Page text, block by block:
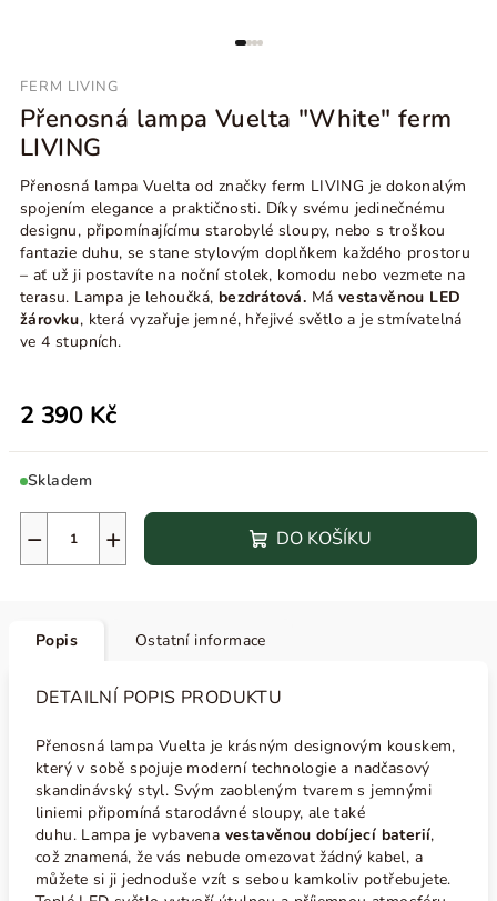
FERM LIVING
Přenosná lampa Vuelta "White" ferm
LIVING
Přenosná lampa Vuelta od značky ferm LIVING je dokonalým
spojením elegance a praktičnosti. Díky svému jedinečnému
designu, připomínajícímu starobylé sloupy, nebo s troškou
fantazie duhu, se stane stylovým doplňkem každého prostoru
– ať už ji postavíte na noční stolek, komodu nebo vezmete na
terasu. Lampa je lehoučká, bezdrátová. Má vestavěnou LED
žárovku, která vyzařuje jemné, hřejivé světlo a je stmívatelná
ve 4 stupních.
2 390 Kč
Skladem
+
− DO KOŠÍKU
Popis Ostatní informace
DETAILNÍ POPIS PRODUKTU
Přenosná lampa Vuelta je krásným designovým kouskem,
který v sobě spojuje moderní technologie a nadčasový
skandinávský styl. Svým zaobleným tvarem s jemnými
liniemi připomíná starodávné sloupy, ale také
duhu. Lampa je vybavena vestavěnou dobíjecí baterií,
což znamená, že vás nebude omezovat žádný kabel, a
můžete si ji jednoduše vzít s sebou kamkoliv potřebujete.